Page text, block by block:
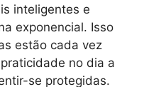
inteligentes e
exponencial. Isso
estão cada vez
no dia a
se protegidas.